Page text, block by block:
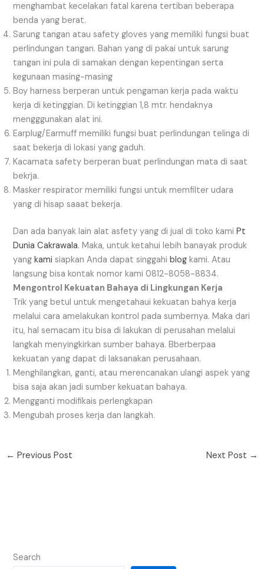
menghambat kecelakan fatal karena tertiban beberapa
benda yang berat.
Sarung tangan atau safety gloves yang memiliki fungsi buat
perlindungan tangan. Bahan yang di pakai untuk sarung
tangan ini pula di samakan dengan kepentingan serta
kegunaan masing-masing
Boy harness berperan untuk pengaman kerja pada waktu
kerja di ketinggian. Di ketinggian 1,8 mtr. hendaknya
mengggunakan alat ini.
Earplug/Earmuff memiliki fungsi buat perlindungan telinga di
saat bekerja di lokasi yang gaduh.
Kacamata safety berperan buat perlindungan mata di saat
bekrja.
Masker respirator memiliki fungsi untuk memfilter udara
yang di hisap saaat bekerja.
Dan ada banyak lain alat asfety yang di jual di toko kamiPt
Dunia Cakrawala. Maka, untuk ketahui lebih banayak produk
yangkamisiapkan Anda dapat singgahiblogkami. Atau
langsung bisa kontak nomor kami 0812-8058-8834.
Mengontrol Kekuatan Bahaya di Lingkungan Kerja
Trik yang betul untuk mengetahaui kekuatan bahya kerja
melalui cara amelakukan kontrol pada sumbernya. Maka dari
itu, hal semacam itu bisa di lakukan di perusahan melalui
langkah menyingkirkan sumber bahaya. Bberberpaa
kekuatan yang dapat di laksanakan perusahaan.
Menghilangkan, ganti, atau merencanakan ulangi aspek yang
bisa saja akan jadi sumber kekuatan bahaya.
Mengganti modifikais perlengkapan
Mengubah proses kerja dan langkah.
← Previous Post Next Post →
Search